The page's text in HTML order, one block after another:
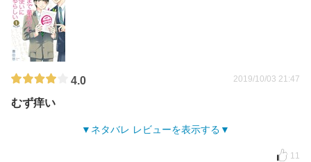
4.0 2019/10/03 21:47
むず痒い
ネタバレ レビューを表示する
11